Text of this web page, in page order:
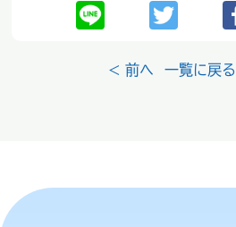
< 前へ 一覧に戻る